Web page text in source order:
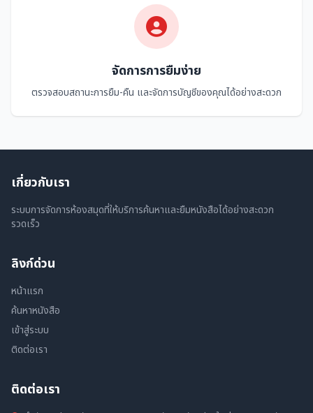
จัดการการยืมง่าย
ตรวจสอบสถานะการยืม-คืน และจัดการบัญชีของคุณได้อย่างสะดวก
เกี่ยวกับเรา
ระบบการจัดการห้องสมุดที่ให้บริการค้นหาและยืมหนังสือได้อย่างสะดวก
รวดเร็ว
ลิงก์ด่วน
หน้าแรก
ค้นหาหนังสือ
เข้าสู่ระบบ
ติดต่อเรา
ติดต่อเรา